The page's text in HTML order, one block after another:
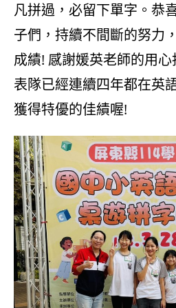
凡拼過，必留下單字。恭
子們，持續不間斷的努力
成績! 感謝媛英老師的用
表隊已經連續四年都在英
獲得特優的佳績喔!